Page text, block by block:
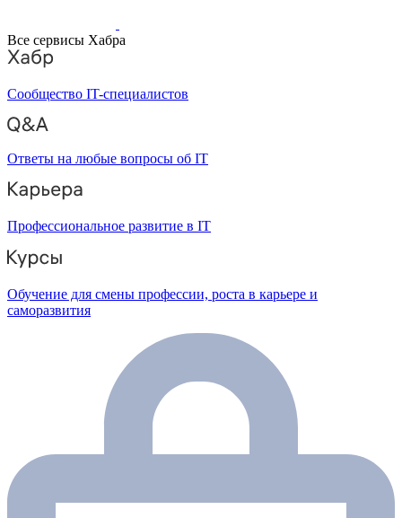
Все сервисы Хабра
Сообщество IT-специалистов
Ответы на любые вопросы об IT
Профессиональное развитие в IT
Обучение для смены профессии, роста в карьере и
саморазвития